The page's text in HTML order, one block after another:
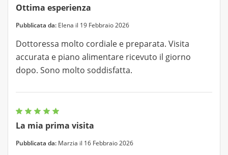
Ottima esperienza
Pubblicata da: Elena il 19 Febbraio 2026
Dottoressa molto cordiale e preparata. Visita
accurata e piano alimentare ricevuto il giorno
dopo. Sono molto soddisfatta.
La mia prima visita
Pubblicata da: Marzia il 16 Febbraio 2026